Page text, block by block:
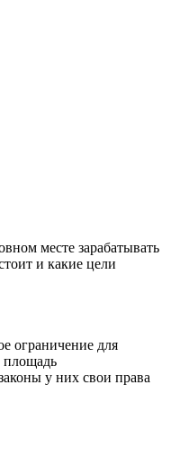
месте зарабатывать
и какие цели
ограничение для
площадь
у них свои права